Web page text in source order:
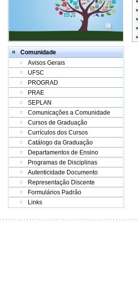
Comunidade
Avisos Gerais
UFSC
PROGRAD
PRAE
SEPLAN
Comunicações a Comunidade
Cursos de Graduação
Currículos dos Cursos
Catálogo da Graduação
Departamentos de Ensino
Programas de Disciplinas
Autenticidade Documento
Representação Discente
Formulários Padrão
Links